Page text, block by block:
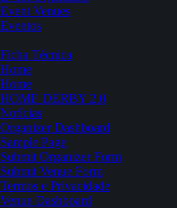
Event Venues
Eventos
Ficha Técnica
Home
Home
HOME DERBY 2.0
Notícias
Organizer Dashboard
Sample Page
Submit Organizer Form
Submit Venue Form
Termos e Privacidade
Venue Dashboard